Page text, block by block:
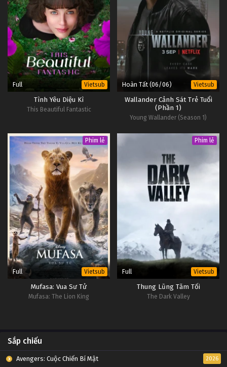
Full Vietsub
Tình Yêu Diệu Kì
This Beautiful Fantastic
Hoàn Tất (06/06) Vietsub
Wallander Cảnh Sát Trẻ Tuổi
(Phần 1)
Young Wallander (Season 1)
Phim lẻ
Full Vietsub
Mufasa: Vua Sư Tử
Mufasa: The Lion King
Phim lẻ
Full Vietsub
Thung Lũng Tăm Tối
The Dark Valley
Sắp chiếu
Avengers: Cuộc Chiến Bí Mật 2026